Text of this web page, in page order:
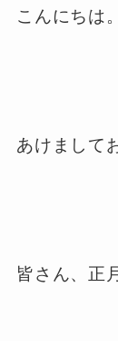
こんにちは
あけまして
皆さん、正